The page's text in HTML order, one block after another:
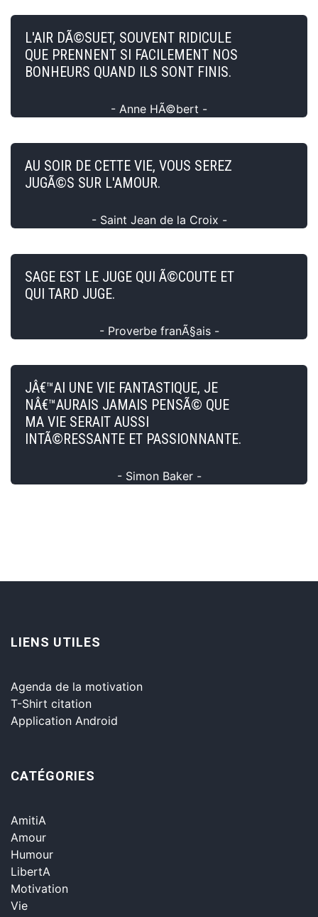
L'AIR DÃ©SUET, SOUVENT RIDICULE
QUE PRENNENT SI FACILEMENT NOS
BONHEURS QUAND ILS SONT FINIS.
- Anne HÃ©bert -
AU SOIR DE CETTE VIE, VOUS SEREZ
JUGÃ©S SUR L'AMOUR.
- Saint Jean de la Croix -
SAGE EST LE JUGE QUI Ã©COUTE ET
QUI TARD JUGE.
- Proverbe franÃ§ais -
JÂ€™AI UNE VIE FANTASTIQUE, JE
NÂ€™AURAIS JAMAIS PENSÃ© QUE
MA VIE SERAIT AUSSI
INTÃ©RESSANTE ET PASSIONNANTE.
- Simon Baker -
LIENS UTILES
Agenda de la motivation
T-Shirt citation
Application Android
CATÉGORIES
AmitiA
Amour
Humour
LibertA
Motivation
Vie